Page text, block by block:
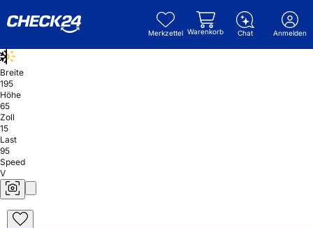
Merkzettel Warenkorb Chat Anmelden
Breite
195
Höhe
65
Zoll
15
Last
95
Speed
V